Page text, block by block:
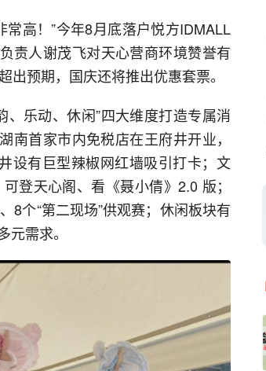
高！”今年8月底落户悦方IDMALL
责人谢茂飞对天心营商环境赞誉有
预期，国庆还将推出优惠套票。
乐动、休闲”四大维度打造专属消
首家市内免税店在王府井开业，
设有巨型辣椒网红墙吸引打卡；文
登天心阁、看《聂小倩》2.0 版；
8个“第二现场”供观赛；休闲板块有
需求。